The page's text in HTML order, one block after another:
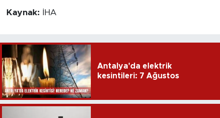
Kaynak: İHA
Antalya'da elektrik
kesintileri: 7 Ağustos